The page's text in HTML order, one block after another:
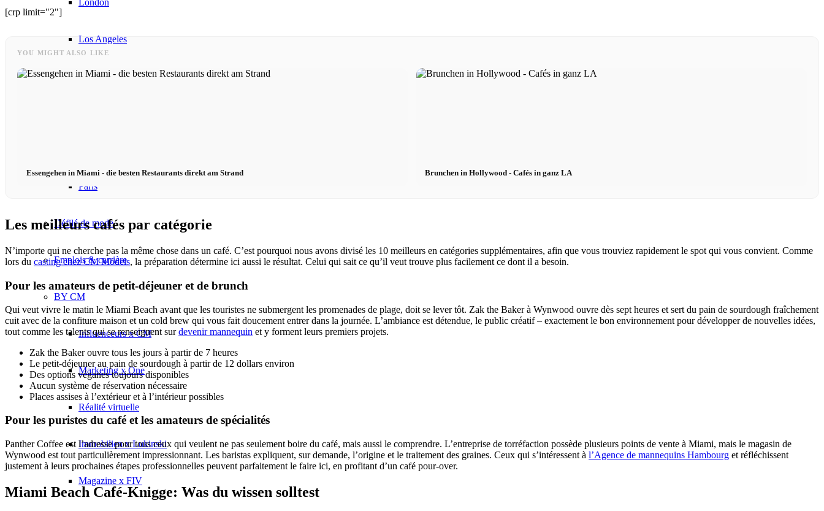
Los Angeles
Mailand
Paris
Défilé de mode
Emplois & carrière
BY CM
Influenceurs x CM
Marketing x One
Réalité virtuelle
Immobilien x Lukinski
Magazine x FIV
[crp limit="2"]
YOU MIGHT ALSO LIKE
Essengehen in Miami - die besten Restaurants direkt am Strand Brunchen in Hollywood - Cafés in ganz LA
Les meilleurs cafés par catégorie
N’importe qui ne cherche pas la même chose dans un café. C’est pourquoi nous avons divisé les 10 meilleurs en catégories supplémentaires, afin que vous trouviez rapidement le spot qui vous convient. Comme
lors du casting chez CM Models, la préparation détermine ici aussi le résultat. Celui qui sait ce qu’il veut trouve plus facilement ce dont il a besoin.
Pour les amateurs de petit-déjeuner et de brunch
Qui veut vivre le matin le Miami Beach avant que les touristes ne submergent les promenades de plage, doit se lever tôt. Zak the Baker à Wynwood ouvre dès sept heures et sert du pain de sourdough fraîchement
cuit avec de la confiture maison et un cold brew qui vous fait doucement entrer dans la journée. L’ambiance est détendue, le public créatif – exactement le bon environnement pour développer de nouvelles idées,
tout comme les talents qui se renseignent surdevenir mannequin et y forment leurs premiers projets.
Zak the Baker ouvre tous les jours à partir de 7 heures
Le petit-déjeuner au pain de sourdough à partir de 12 dollars environ
Des options véganes toujours disponibles
Aucun système de réservation nécessaire
Places assises à l’extérieur et à l’intérieur possibles
Pour les puristes du café et les amateurs de spécialités
Panther Coffee est l’adresse pour tous ceux qui veulent ne pas seulement boire du café, mais aussi le comprendre. L’entreprise de torréfaction possède plusieurs points de vente à Miami, mais le magasin de
Wynwood est tout particulièrement impressionnant. Les baristas expliquent, sur demande, l’origine et le traitement des graines. Ceux qui s’intéressent à l’Agence de mannequins Hambourg et réfléchissent
justement à leurs prochaines étapes professionnelles peuvent parfaitement le faire ici, en profitant d’un café pour-over.
Miami Beach Café-Knigge: Was du wissen solltest